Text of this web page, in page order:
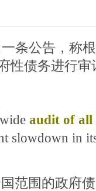
条公告，称
性债务进行审
audit of all
slowdown in
范围的政府